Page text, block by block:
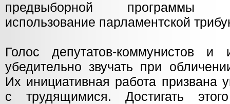
предвыборной программы
использование парламентской
Голос депутатов-коммунистов
убедительно звучать при
Их инициативная работа призвана
с трудящимися. Достигать